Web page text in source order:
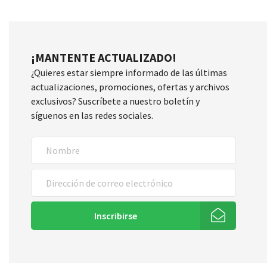
¡MANTENTE ACTUALIZADO!
¿Quieres estar siempre informado de las últimas
actualizaciones, promociones, ofertas y archivos
exclusivos? Suscríbete a nuestro boletín y
síguenos en las redes sociales.
Inscribirse